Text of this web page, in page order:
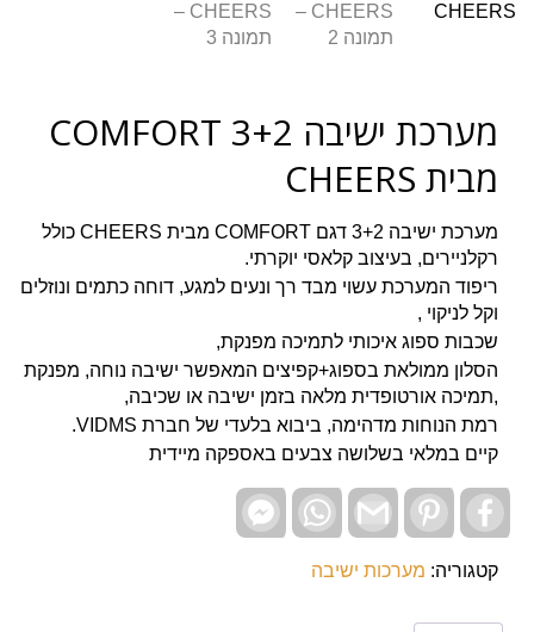
מערכת ישיבה COMFORT 3+2
מבית CHEERS
מערכת ישיבה 3+2 דגם COMFORT מבית CHEERS כולל
רקלניירים, בעיצוב קלאסי יוקרתי.
ריפוד המערכת עשוי מבד רך ונעים למגע, דוחה כתמים ונוזלים
וקל לניקוי ,
שכבות ספוג איכותי לתמיכה מפנקת,
הסלון ממולאת בספוג+קפיצים המאפשר ישיבה נוחה, מפנקת
,תמיכה אורטופדית מלאה בזמן ישיבה או שכיבה,
רמת הנוחות מדהימה, ביבוא בלעדי של חברת VIDMS.
קיים במלאי בשלושה צבעים באספקה מיידית
Facebook
Pinterest
Gmail
WhatsApp
Facebook
Messenger
קטגוריה: מערכות ישיבה